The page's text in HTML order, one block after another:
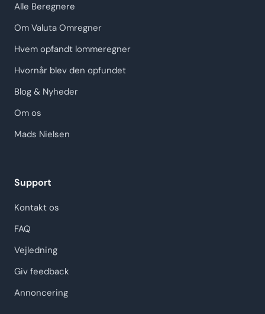
Alle Beregnere
Om Valuta Omregner
Hvem opfandt lommeregner
Hvornår blev den opfundet
Blog & Nyheder
Om os
Mads Nielsen
Support
Kontakt os
FAQ
Vejledning
Giv feedback
Annoncering